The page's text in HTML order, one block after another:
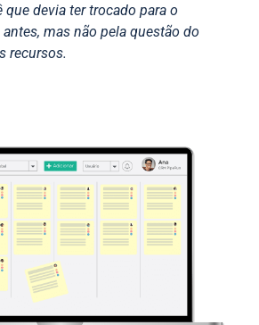
que devia ter trocado para o
mas não pela questão do
recursos.